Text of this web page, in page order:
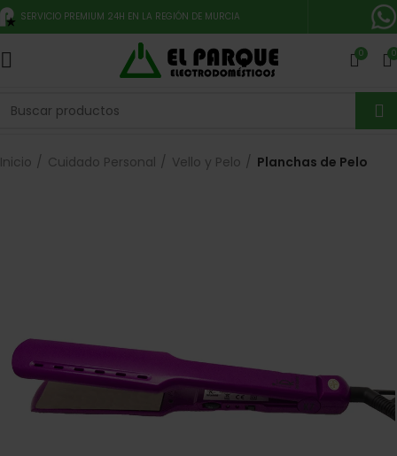
SERVICIO PREMIUM 24H EN LA REGIÓN DE MURCIA
0 0
Inicio Cuidado Personal Vello y Pelo Planchas de Pelo